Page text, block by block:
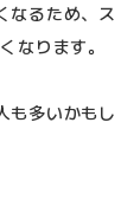
なるため、ス
なります。
も多いかもし